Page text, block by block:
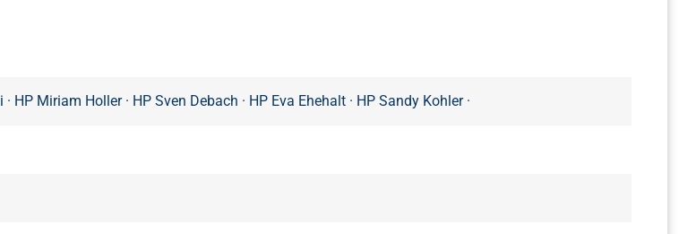
· HP Miriam Holler · HP Sven Debach · HP Eva Ehehalt · HP Sandy Kohler ·